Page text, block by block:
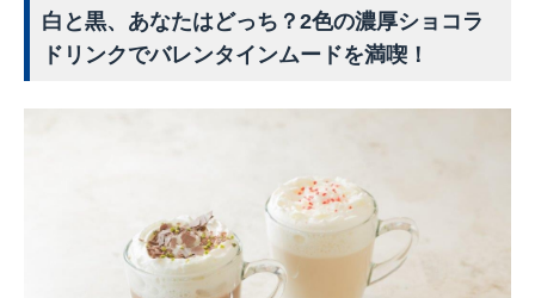
白と黒、あなたはどっち？ 2色の濃厚ショコラ
ドリンクでバレンタインムードを満喫！